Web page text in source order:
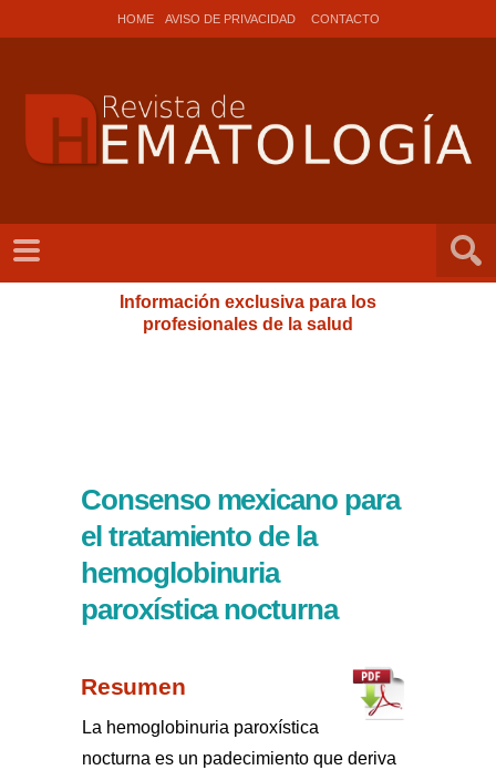
HOME AVISO DE PRIVACIDAD CONTACTO
Información exclusiva para los
profesionales de la salud
Consenso mexicano para
el tratamiento de la
hemoglobinuria
paroxística nocturna
Resumen
La hemoglobinuria paroxística
nocturna es un padecimiento que deriva